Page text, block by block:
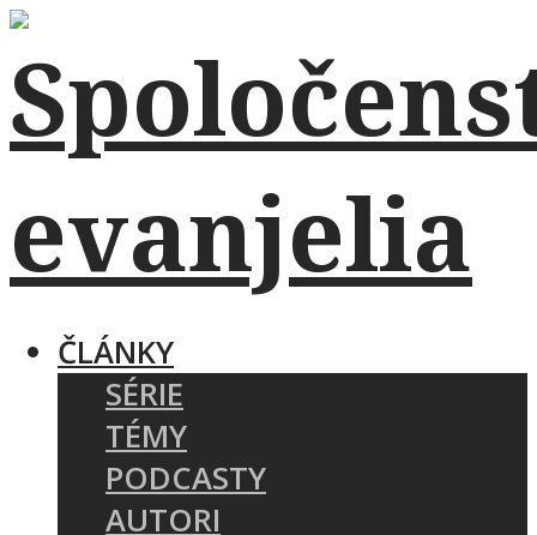
ČLÁNKY
SÉRIE
TÉMY
PODCASTY
AUTORI